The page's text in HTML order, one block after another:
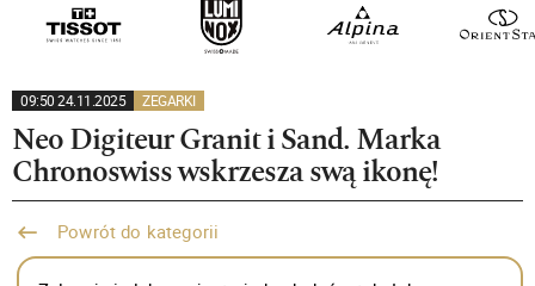
09:50 24.11.2025 ZEGARKI
Neo Digiteur Granit i Sand. Marka
Chronoswiss wskrzesza swą ikonę!
Powrót do kategorii